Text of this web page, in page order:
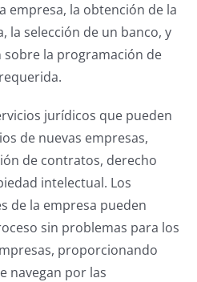
empresa, la obtención de la
la selección de un banco, y
la programación de
jurídicos que pueden
de nuevas empresas,
de contratos, derecho
intelectual. Los
de la empresa pueden
sin problemas para los
proporcionando
navegan por las